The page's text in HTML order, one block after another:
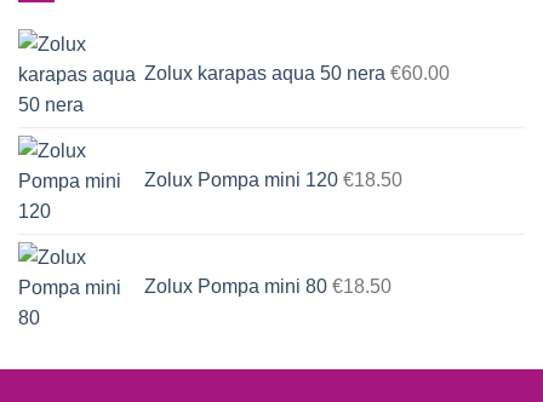
Zolux karapas aqua 50 nera €60.00
Zolux Pompa mini 120 €18.50
Zolux Pompa mini 80 €18.50